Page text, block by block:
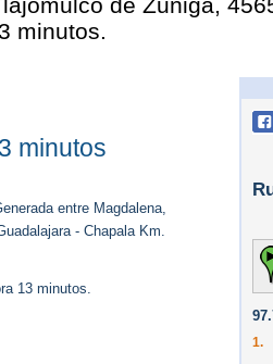
minutos.
minutos
entre Magdalena,
- Chapala Km.
13 minutos.
1.